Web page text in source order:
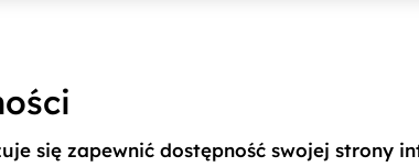
się zapewnić dostępność swojejstrony